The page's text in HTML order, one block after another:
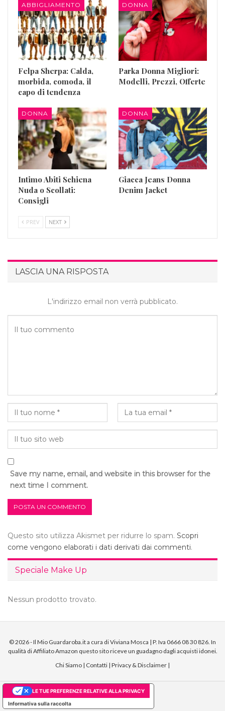
ABBIGLIAMENTO
Felpa Sherpa: Calda,
morbida, comoda, il
capo di tendenza
DONNA
Parka Donna Migliori:
Modelli, Prezzi, Offerte
DONNA
Intimo Abiti Schiena
Nuda o Scollati:
Consigli
DONNA
Giacca Jeans Donna
Denim Jacket
PREV NEXT
LASCIA UNA RISPOSTA
L'indirizzo email non verrà pubblicato.
Save my name, email, and website in this browser for the
next time I comment.
Questo sito utilizza Akismet per ridurre lo spam. Scopri
come vengono elaborati i dati derivati dai commenti.
Speciale Make Up
Nessun prodotto trovato.
© 2026 - Il Mio Guardaroba.it a cura di Viviana Mosca | P. Iva 0666 08 30 826. In
qualità di Affiliato Amazon questo sito riceve un guadagno dagli acquisti idonei.
Chi Siamo | Contatti | Privacy & Disclaimer |
Informativa sulla raccolta
LE TUE PREFERENZE RELATIVE ALLA PRIVACY